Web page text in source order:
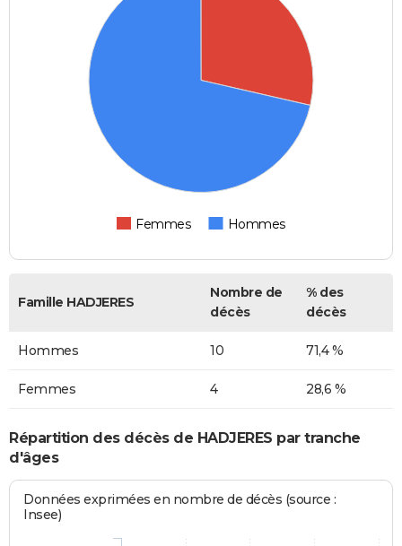
Femmes Hommes
Famille HADJERES
Nombre de
décès
% des
décès
Hommes 10 71,4 %
Femmes 4 28,6 %
Répartition des décès de HADJERES par tranche
d'âges
Données exprimées en nombre de décès (source :
Insee)